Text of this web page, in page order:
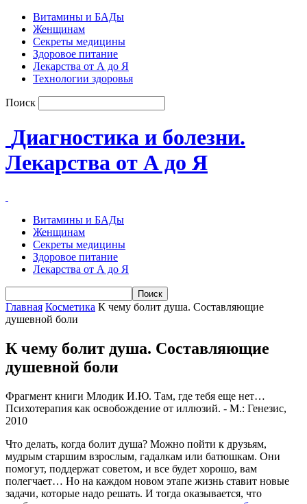
Витамины и БАДы
Женщинам
Секреты медицины
Здоровое питание
Лекарства от А до Я
Технологии здоровья
Поиск
Диагностика и болезни.
Лекарства от А до Я
Витамины и БАДы
Женщинам
Секреты медицины
Здоровое питание
Лекарства от А до Я
Главная Косметика К чему болит душа. Составляющие
душевной боли
К чему болит душа. Составляющие
душевной боли
Фрагмент книги Млодик И.Ю. Там, где тебя еще нет…
Психотерапия как освобождение от иллюзий. - М.: Генезис,
2010
Что делать, когда болит душа? Можно пойти к друзьям,
мудрым старшим взрослым, гадалкам или батюшкам. Они
помогут, поддержат советом, и все будет хорошо, вам
полегчает… Но на каждом новом этапе жизнь ставит новые
задачи, которые надо решать. И тогда оказывается, что